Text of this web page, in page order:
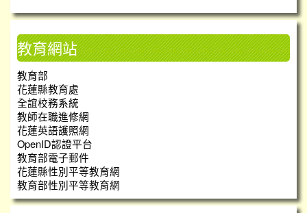
教育網站
教育部
花蓮縣教育處
全誼校務系統
教師在職進修網
花蓮英語護照網
OpenID認證平台
教育部電子郵件
花蓮縣性別平等教育網
教育部性別平等教育網